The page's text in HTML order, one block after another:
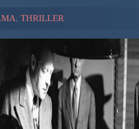
, THRILLER